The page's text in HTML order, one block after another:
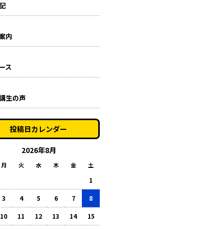
内
ス
生の声
投稿日カレンダー
2026年8月
月 火 水 木 金 土
1
3 4 5 6 7 8
10 11 12 13 14 15